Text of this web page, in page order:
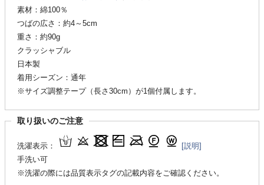
素材：綿100％
つばの広さ：約4～5cm
重さ：約90g
クラッシャブル
日本製
着用シーズン：通年
※サイズ調整テープ（長さ30cm）が1個付属します。
取り扱いのご注意
洗濯表示：
[説明]
手洗い可
※洗濯の際には品質表示タグの記載内容をご確認ください。